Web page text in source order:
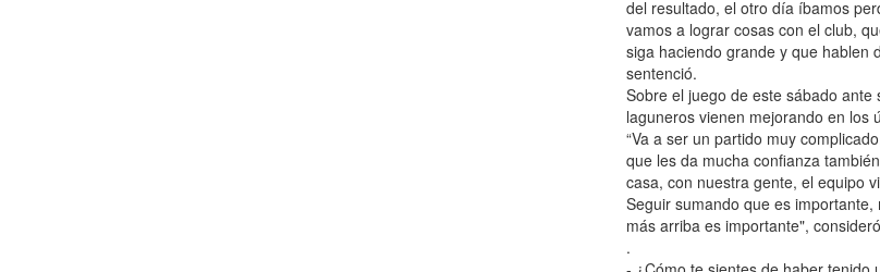
del resultado, el otro día íbamos
vamos a lograr cosas con el club,
siga haciendo grande y que hablen
sentenció.
Sobre el juego de este sábado
laguneros vienen mejorando en los
“Va a ser un partido muy
que les da mucha confianza
casa, con nuestra gente, el equipo
Seguir sumando que es
más arriba es importante",
.